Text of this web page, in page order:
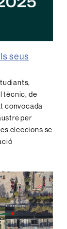
seus
tècnic, de
convocada
per
eleccions se